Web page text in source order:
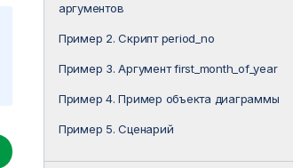
аргументов
Пример 2. Скрипт period_no
Пример 3. Аргумент first_month_of_year
Пример 4. Пример объекта диаграммы
Пример 5. Сценарий